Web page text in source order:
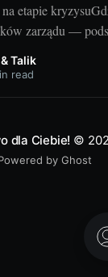
etapie
zarządu —
polskim prawie
jest zasada,
Talik
read
dla Ciebie! ©
by Ghost